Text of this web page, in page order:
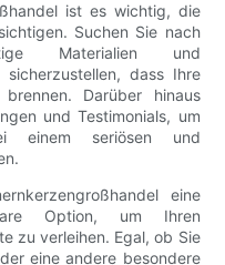
ist es wichtig, die
Suchen Sie nach
Materialien und
dass Ihre
Darüber hinaus
und Testimonials, um
einem seriösen und
eine
Option, um Ihren
zu verleihen. Egal, ob Sie
eine andere besondere